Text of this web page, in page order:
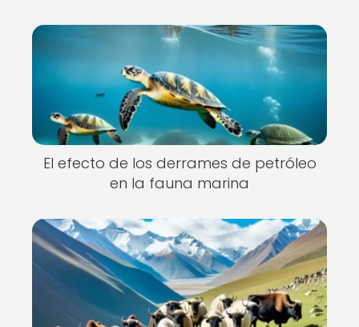
El efecto de los derrames de petróleo
en la fauna marina